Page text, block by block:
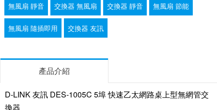
無風扇 靜音 交換器 無風扇 交換器 靜音 無風扇 節能
無風扇 隨插即用 交換器 友訊
產品介紹
D-LINK 友訊 DES-1005C 5埠 快速乙太網路桌上型無網管交
換器